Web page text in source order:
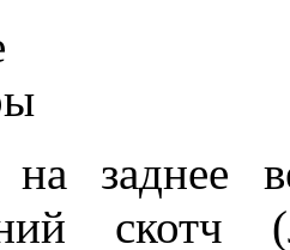
на заднее
скотч